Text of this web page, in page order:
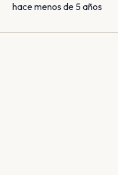
hace menos de 5 años